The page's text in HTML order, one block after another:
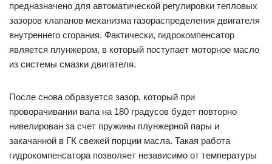
предназначено для автоматической регулировки тепловых
зазоров клапанов механизма газораспределения двигателя
внутреннего сгорания. Фактически, гидрокомпенсатор
является плунжером, в который поступает моторное масло
из системы смазки двигателя.
После снова образуется зазор, который при
проворачивании вала на 180 градусов будет повторно
нивелирован за счет пружины плунжерной пары и
закачанной в ГК свежей порции масла. Такая работа
гидрокомпенсатора позволяет независимо от температуры